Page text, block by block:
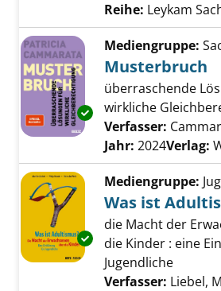
Reihe: Leykam
Exemplar-Details von
Mediengruppe:
Musterbruch
überraschende
wirkliche
Verfasser:
Jahr: 2024Verlag:
Exemplar-Details von
Mediengruppe:
Was ist
die Macht der
die Kinder : eine
Jugendliche
Verfasser: Liebel,